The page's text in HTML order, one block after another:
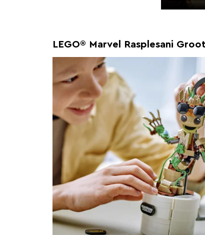
LEGO® Marvel Rasplesani